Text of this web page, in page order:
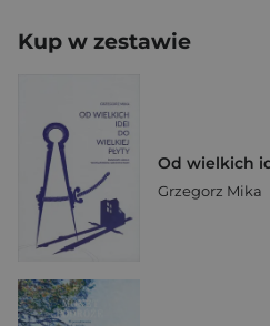
Kup w zestawie
Od wielkich
Grzegorz Mika